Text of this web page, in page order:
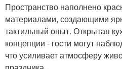
Пространство наполнено
материалами, создающими
тактильный опыт. Открытая
концепции - гости могут
что усиливает атмосферу